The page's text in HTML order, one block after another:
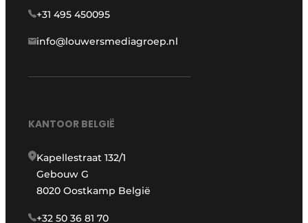
+31 495 450095
info@louwersmediagroep.nl
KANTOOR BELGIË
Kapellestraat 132/1
Gebouw G
8020 Oostkamp België
+32 50 36 81 70